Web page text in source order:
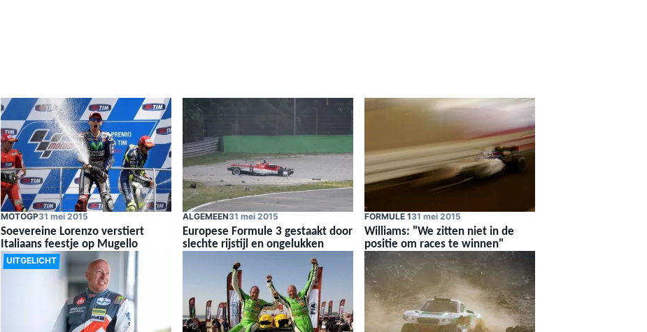
MOTOGP31 mei 2015
Soevereine Lorenzo verstiert
Italiaans feestje op Mugello
ALGEMEEN31 mei 2015
Europese Formule 3 gestaakt door
slechte rijstijl en ongelukken
FORMULE 131 mei 2015
Williams: "We zitten niet in de
positie om races te winnen"
UITGELICHT